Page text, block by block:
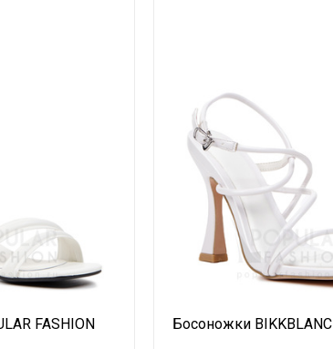
FASHION Босоножки BIKKBLANC